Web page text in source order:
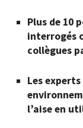
Plus de 10
interrogés
collègues
Les
l’aise en